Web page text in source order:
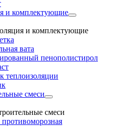
и комплектующие
и комплектующие
вата
пенополистирол
теплоизоляции
смеси
смеси
противоморозная